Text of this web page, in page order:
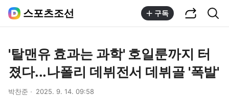
스포츠조선 구독
'탈맨유 효과는 과학' 호일룬까지 터
졌다...나폴리 데뷔전서 데뷔골 '폭발'
박찬준 2025. 9. 14. 09:58